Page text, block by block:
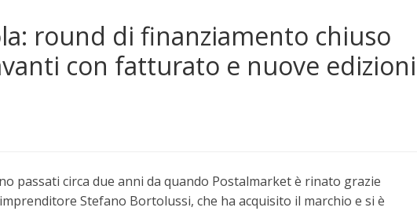
round di finanziamento chiuso
con fatturato e nuove edizioni
passati circa due anni da quando Postalmarket è rinato grazie
Stefano Bortolussi, che ha acquisito il marchio e si è